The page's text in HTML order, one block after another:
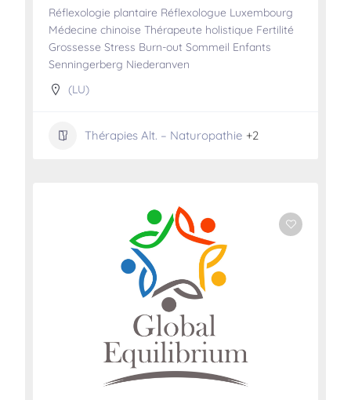
Réflexologie plantaire Réflexologue Luxembourg
Médecine chinoise Thérapeute holistique Fertilité
Grossesse Stress Burn-out Sommeil Enfants
Senningerberg Niederanven
(LU)
Thérapies Alt. – Naturopathie +2